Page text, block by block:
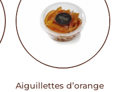
Aiguillettes d’orange